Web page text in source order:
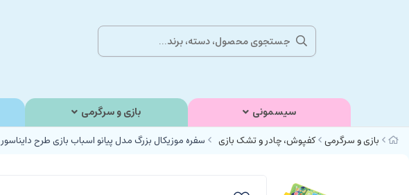
سیسمونی بازی و سرگرمی
بازی و سرگرمی کفپوش، چادر و تشک بازی سفره موزیکال بزرگ مدل پیانو اسباب بازی طرح دایناسور